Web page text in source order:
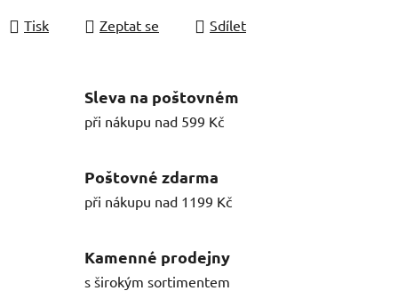
Tisk Zeptat se Sdílet
Sleva na poštovném
při nákupu nad 599 Kč
Poštovné zdarma
při nákupu nad 1199 Kč
Kamenné prodejny
s širokým sortimentem